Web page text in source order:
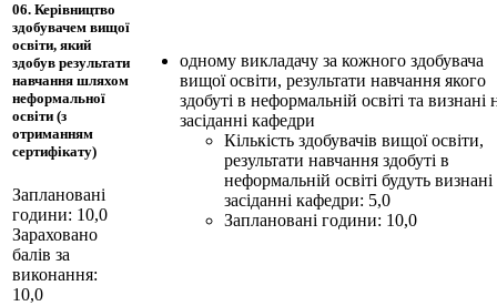
06. Керівництво
здобувачем вищої
освіти, який
здобув результати
навчання шляхом
неформальної
освіти (з
отриманням
сертифікату)
Заплановані
години: 10,0
Зараховано
балів за
виконання:
10,0
одному викладачу за кожного здобувача
вищої освіти, результати навчання якого
здобуті в неформальній освіті та визнані
засіданні кафедри
Кількість здобувачів вищої освіти,
результати навчання здобуті в
неформальній освіті будуть
засіданні кафедри: 5,0
Заплановані години: 10,0